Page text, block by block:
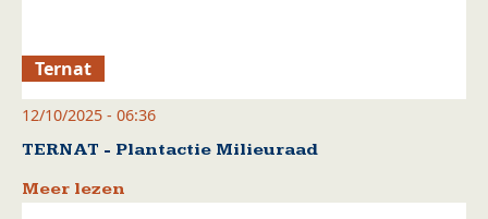
Ternat
12/10/2025 - 06:36
TERNAT - Plantactie Milieuraad
Meer lezen